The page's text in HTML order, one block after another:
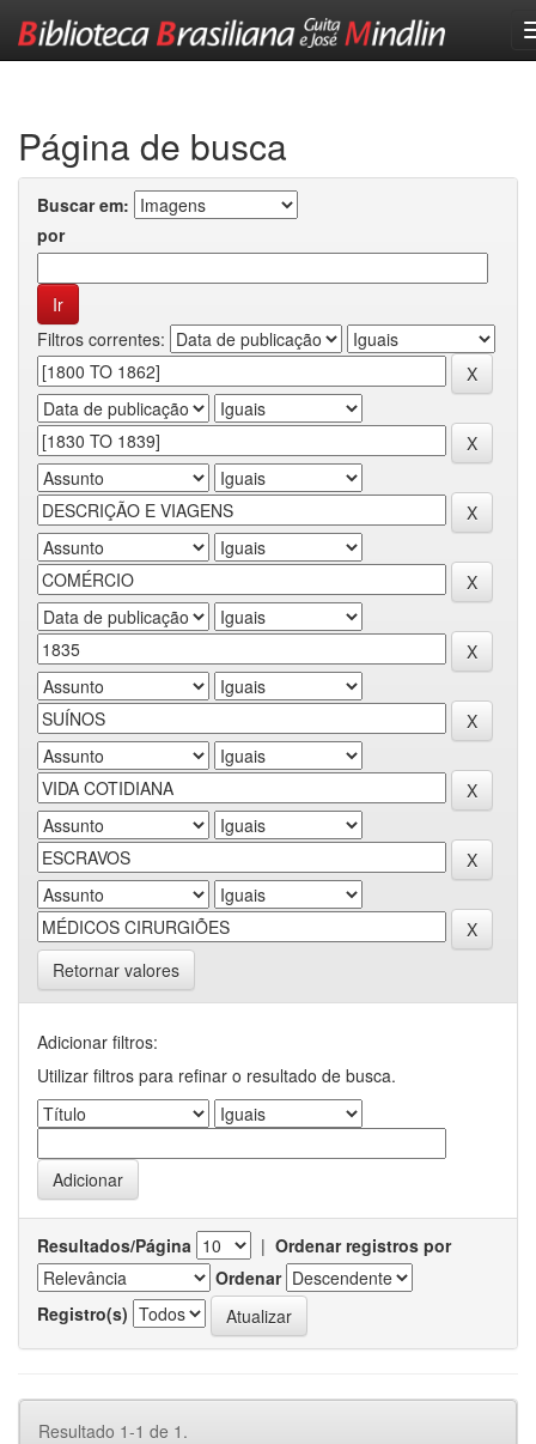
Página de busca
Buscar em:
por
Filtros correntes:
Retornar valores
Adicionar filtros:
Utilizar filtros para refinar o resultado de busca.
Resultados/Página | Ordenar registros por
Ordenar
Registro(s)
Resultado 1-1 de 1.